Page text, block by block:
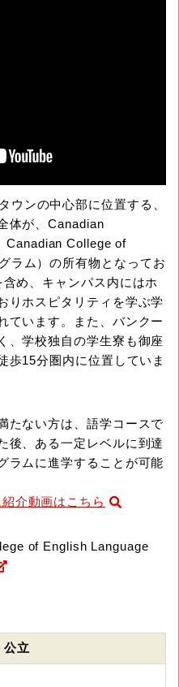
ウンの中心部に位置する、
体が、Canadian
Canadian College of
ラム）の所有物となってお
め、キャンパス内にはホ
りホスピタリティを学ぶ学
ています。また、バンクー
、学校独自の学生寮も御座
歩15分圏内に位置していま
たない方は、語学コースで
後、ある一定レベルに到達
ラムに進学することが可能
介動画はこちら
of English Language
公立